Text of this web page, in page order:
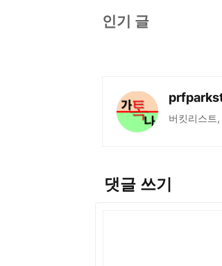
인기 글
버킷리스트
댓글 쓰기